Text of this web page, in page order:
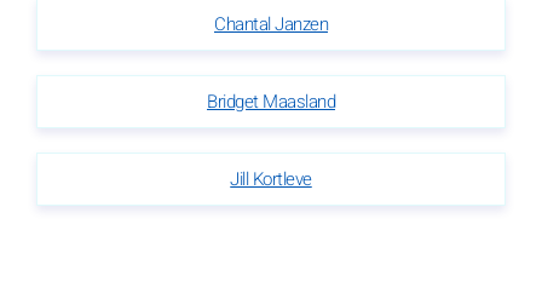
Chantal Janzen
Bridget Maasland
Jill Kortleve